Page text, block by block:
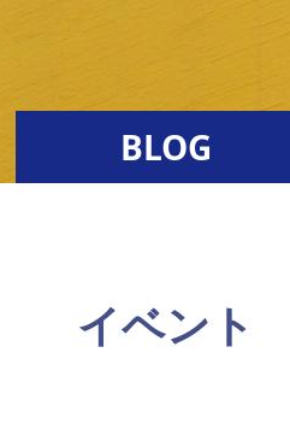
BLOG
イベント